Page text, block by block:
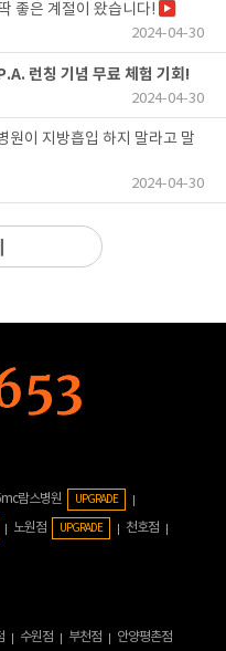
좋은 계절이 왔습니다!
2024-04-30
런칭 기념 무료 체험 기회!
2024-04-30
이 지방흡입 하지 말라고 말
2024-04-30
람스병원 UPGRADE
노원점 UPGRADE
천호점
수원점 부천점 안양평촌점